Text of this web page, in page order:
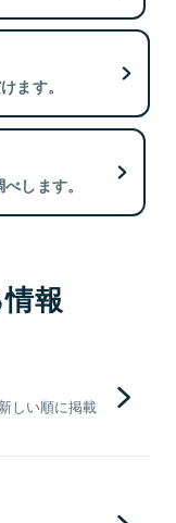
ます。
します。
報
しい順に掲載